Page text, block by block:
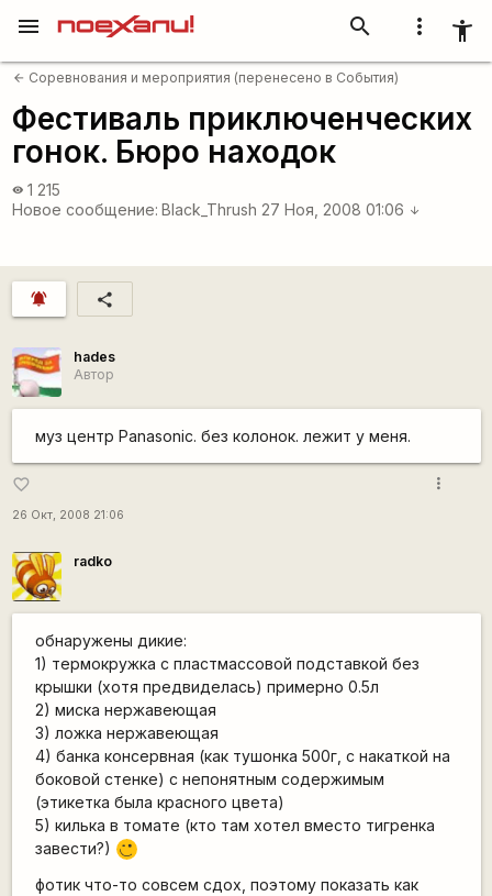
more_vert accessibility_new
search
menu
arrow_back Соревнования и мероприятия (перенесено в События)
Фестиваль приключенческих
гонок. Бюро находок
visibility 1 215
Новое сообщение: Black_Thrush 27 Ноя, 2008 01:06 arrow_downward
notifications_active share
hades
Автор
муз центр Panasonic. без колонок. лежит у меня.
favorite_border
26 Окт, 2008 21:06
more_vert
radko
обнаружены дикие:
1) термокружка с пластмассовой подставкой без
крышки (хотя предвиделась) примерно 0.5л
2) миска нержавеющая
3) ложка нержавеющая
4) банка консервная (как тушонка 500г, с накаткой на
боковой стенке) с непонятным содержимым
(этикетка была красного цвета)
5) килька в томате (кто там хотел вместо тигренка
завести?) ,-)
фотик что-то совсем сдох, поэтому показать как